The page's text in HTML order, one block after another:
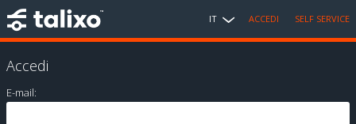
IT ACCEDI SELF SERVICE
Accedi
E-mail: